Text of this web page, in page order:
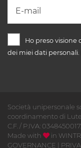
Ho preso
dei miei dati personali.
Società unipersonale
coordinamento di
C.F. / P.IVA:
Made with
in
GOVERNANCE |